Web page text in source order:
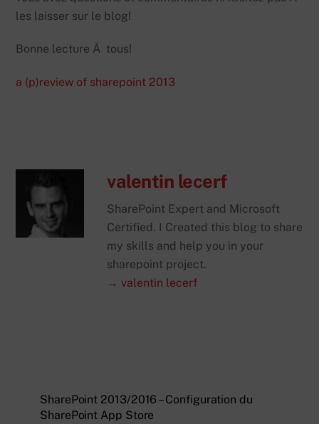
les laisser sur le blog!
Bonne lecture Ã tous!
a (p)review of sharepoint 2013
valentin lecerf
SharePoint Expert and Microsoft
Certified. I Created this blog to share
my skills and help you in your
sharepoint project.
→ valentin lecerf
SharePoint 2013/2016 – Configuration du
SharePoint App Store